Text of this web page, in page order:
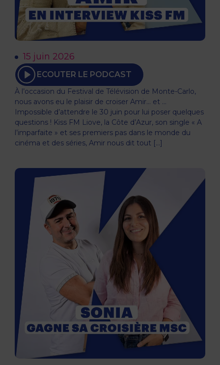
15 juin 2026
ECOUTER LE PODCAST
À l’occasion du Festival de Télévision de Monte-Carlo,
nous avons eu le plaisir de croiser Amir… et …
Impossible d’attendre le 30 juin pour lui poser quelques
questions ! Kiss FM Liove, la Côte d’Azur, son single « A
l’imparfaite » et ses premiers pas dans le monde du
cinéma et des séries, Amir nous dit tout […]